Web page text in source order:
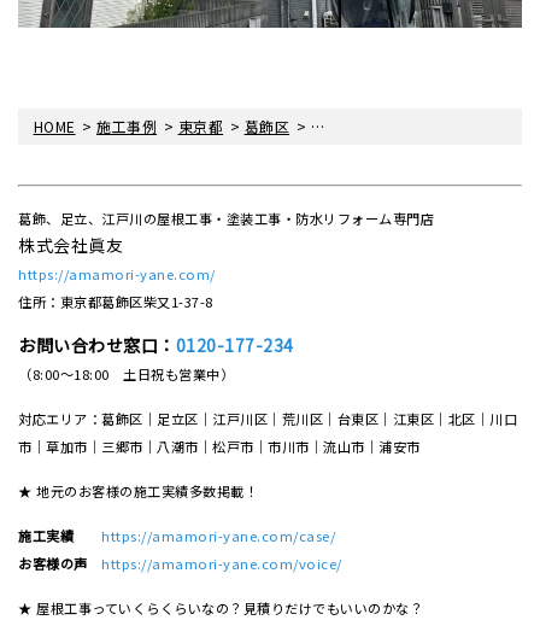
HOME >施工事例 > 東京都 > 葛飾区 > 葛飾区東水元にて外壁屋根塗装
葛飾、足立、江戸川の屋根工事・塗装工事・防水リフォーム専門店
株式会社眞友
https://amamori-yane.com/
住所：東京都葛飾区柴又1-37-8
お問い合わせ窓口： 0120-177-234
（8:00～18:00 土日祝も営業中）
対応エリア：葛飾区｜足立区｜江戸川区｜荒川区｜台東区｜江東区｜北区｜川口
市｜草加市｜三郷市｜八潮市｜松⼾市｜市川市｜流⼭市｜浦安市
★ 地元のお客様の施工実績多数掲載！
施工実績
https://amamori-yane.com/case/
お客様の声
https://amamori-yane.com/voice/
★ 屋根工事っていくらくらいなの？見積りだけでもいいのかな？